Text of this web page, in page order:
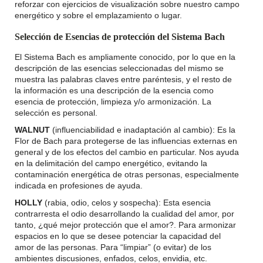
reforzar con ejercicios de visualización sobre nuestro campo
energético y sobre el emplazamiento o lugar.
Selección de Esencias de protección del Sistema Bach
El Sistema Bach es ampliamente conocido, por lo que en la
descripción de las esencias seleccionadas del mismo se
muestra las palabras claves entre paréntesis, y el resto de
la información es una descripción de la esencia como
esencia de protección, limpieza y/o armonización. La
selección es personal.
WALNUT (influenciabilidad e inadaptación al cambio): Es la
Flor de Bach para protegerse de las influencias externas en
general y de los efectos del cambio en particular. Nos ayuda
en la delimitación del campo energético, evitando la
contaminación energética de otras personas, especialmente
indicada en profesiones de ayuda.
HOLLY (rabia, odio, celos y sospecha): Esta esencia
contrarresta el odio desarrollando la cualidad del amor, por
tanto, ¿qué mejor protección que el amor?. Para armonizar
espacios en lo que se desee potenciar la capacidad del
amor de las personas. Para “limpiar” (o evitar) de los
ambientes discusiones, enfados, celos, envidia, etc.